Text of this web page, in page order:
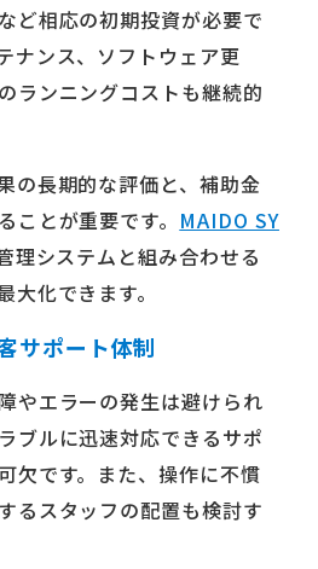
ど相応の初期投資が必要で
ナンス、ソフトウェア更
ランニングコストも継続的
の長期的な評価と、補助金
ことが重要です。 MAIDO SY
理システムと組み合わせる
大化できます。
サポート体制
やエラーの発生は避けられ
ブルに迅速対応できるサポ
欠です。また、操作に不慣
るスタッフの配置も検討す